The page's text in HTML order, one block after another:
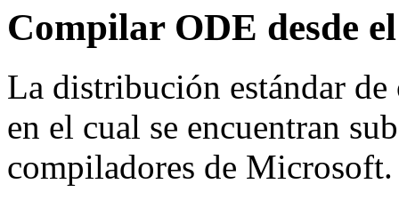
Compilar ODE desde
La distribución estándar
en el cual se encuentran
compiladores de Microsoft.